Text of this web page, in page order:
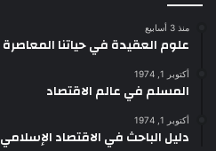
منذ 3 أسابيع
علوم العقيدة في حياتنا المعاصرة
أكتوبر 1, 1974
المسلم في عالم الاقتصاد
أكتوبر 1, 1974
دليل الباحث في الاقتصاد الإسلامي